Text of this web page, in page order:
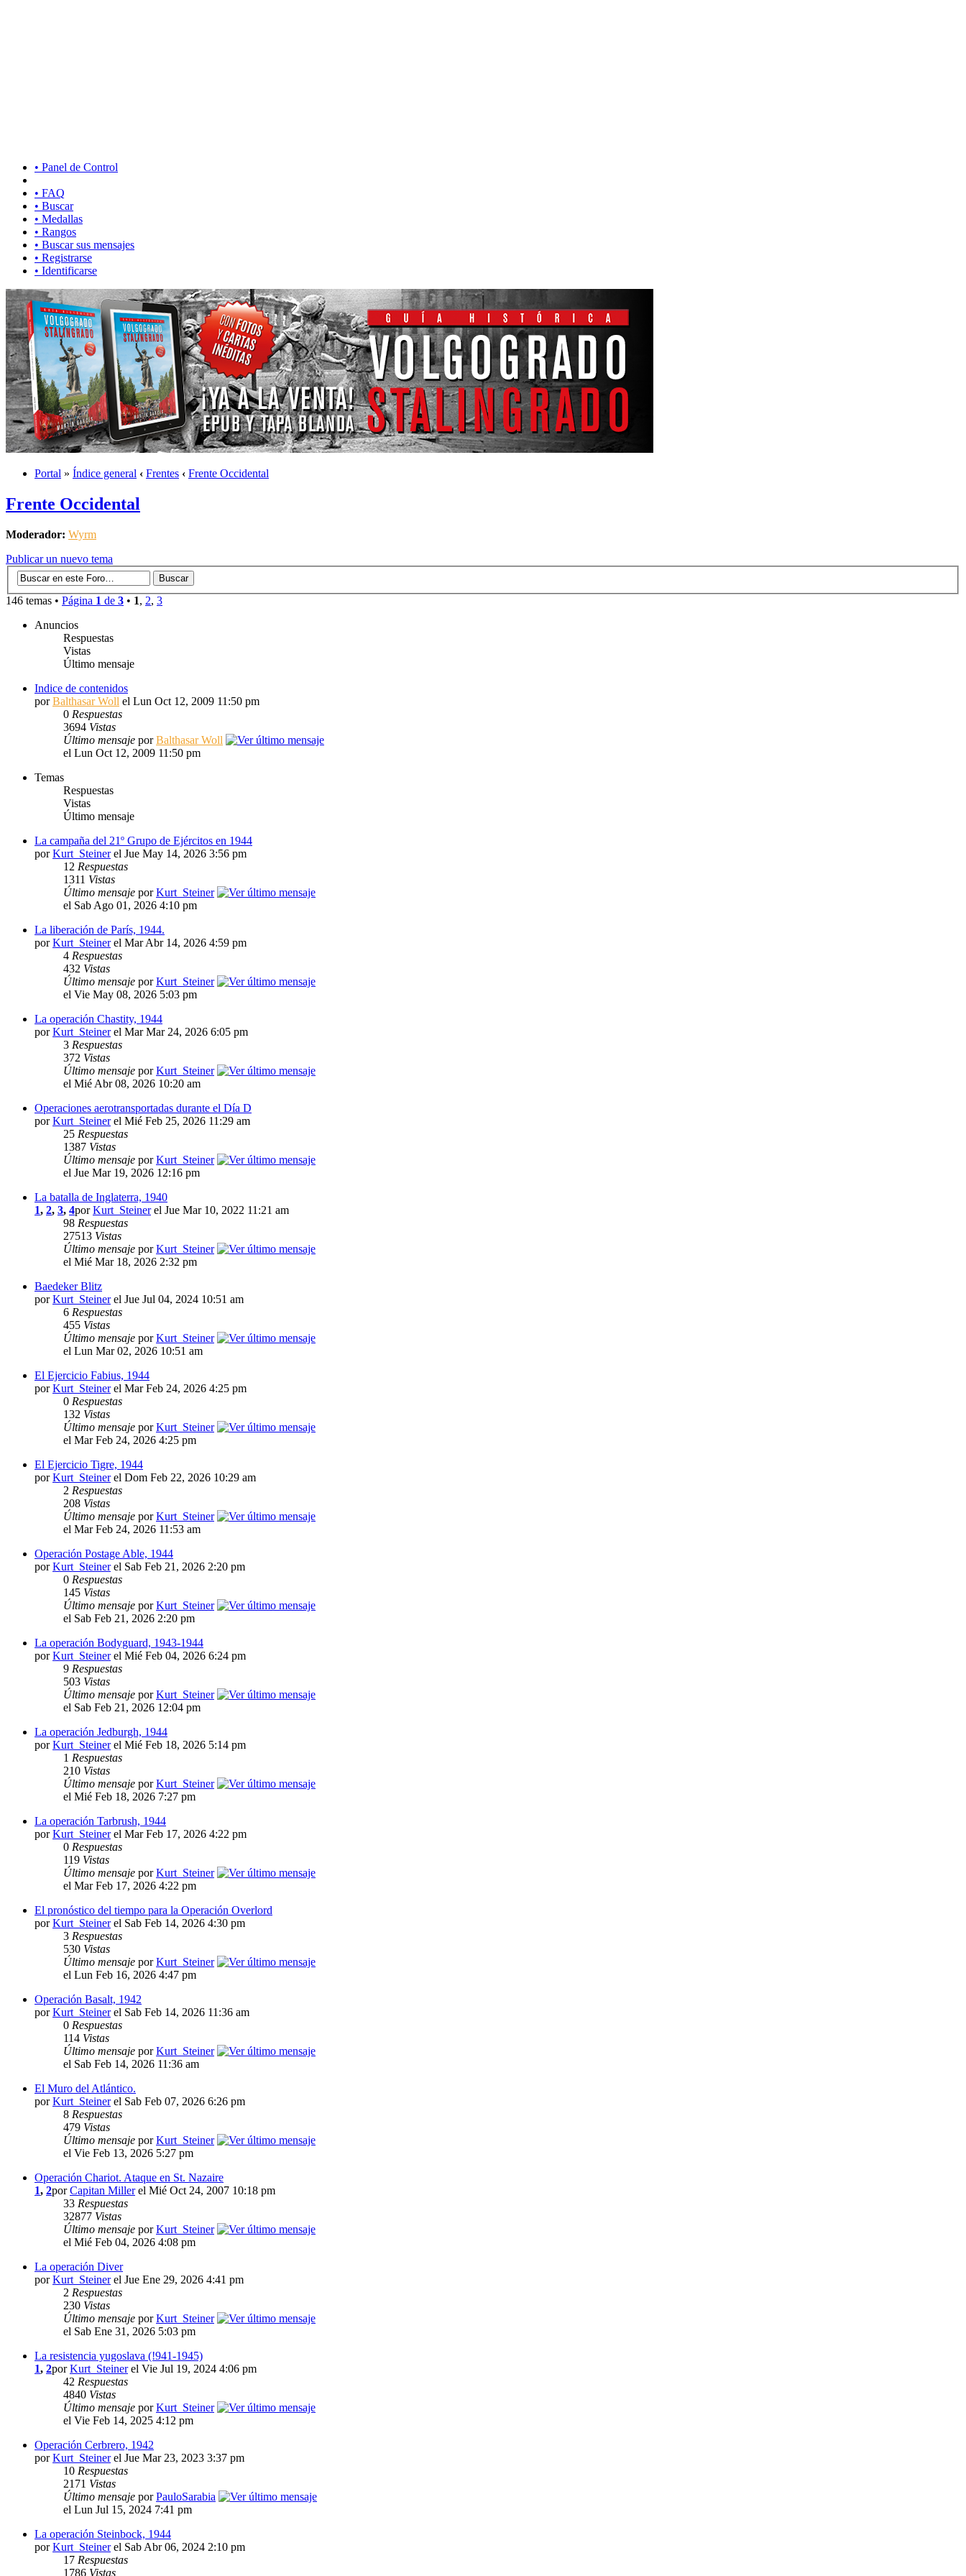
• Panel de Control
• FAQ
• Buscar
• Medallas
• Rangos
• Buscar sus mensajes
• Registrarse
• Identificarse
Portal » Índice general ‹ Frentes ‹ Frente Occidental
Frente Occidental
Moderador: Wyrm
Publicar un nuevo tema
146 temas • Página 1 de 3 • 1, 2, 3
Anuncios
Respuestas
Vistas
Último mensaje
Indice de contenidos
porBalthasar Woll el Lun Oct 12, 2009 11:50 pm
0 Respuestas
3694 Vistas
Último mensaje porBalthasar Woll
el Lun Oct 12, 2009 11:50 pm
Temas
Respuestas
Vistas
Último mensaje
La campaña del 21º Grupo de Ejércitos en 1944
porKurt_Steinerel Jue May 14, 2026 3:56 pm
12 Respuestas
1311 Vistas
Último mensaje porKurt_Steiner
el Sab Ago 01, 2026 4:10 pm
La liberación de París, 1944.
porKurt_Steinerel Mar Abr 14, 2026 4:59 pm
4 Respuestas
432 Vistas
Último mensaje porKurt_Steiner
el Vie May 08, 2026 5:03 pm
La operación Chastity, 1944
porKurt_Steinerel Mar Mar 24, 2026 6:05 pm
3 Respuestas
372 Vistas
Último mensaje porKurt_Steiner
el Mié Abr 08, 2026 10:20 am
Operaciones aerotransportadas durante el Día D
porKurt_Steinerel Mié Feb 25, 2026 11:29 am
25 Respuestas
1387 Vistas
Último mensaje porKurt_Steiner
el Jue Mar 19, 2026 12:16 pm
La batalla de Inglaterra, 1940
1, 2, 3, 4porKurt_Steinerel Jue Mar 10, 2022 11:21 am
98 Respuestas
27513 Vistas
Último mensaje porKurt_Steiner
el Mié Mar 18, 2026 2:32 pm
Baedeker Blitz
porKurt_Steinerel Jue Jul 04, 2024 10:51 am
6 Respuestas
455 Vistas
Último mensaje porKurt_Steiner
el Lun Mar 02, 2026 10:51 am
El Ejercicio Fabius, 1944
porKurt_Steinerel Mar Feb 24, 2026 4:25 pm
0 Respuestas
132 Vistas
Último mensaje porKurt_Steiner
el Mar Feb 24, 2026 4:25 pm
El Ejercicio Tigre, 1944
porKurt_Steinerel Dom Feb 22, 2026 10:29 am
2 Respuestas
208 Vistas
Último mensaje porKurt_Steiner
el Mar Feb 24, 2026 11:53 am
Operación Postage Able, 1944
porKurt_Steinerel Sab Feb 21, 2026 2:20 pm
0 Respuestas
145 Vistas
Último mensaje porKurt_Steiner
el Sab Feb 21, 2026 2:20 pm
La operación Bodyguard, 1943-1944
porKurt_Steinerel Mié Feb 04, 2026 6:24 pm
9 Respuestas
503 Vistas
Último mensaje porKurt_Steiner
el Sab Feb 21, 2026 12:04 pm
La operación Jedburgh, 1944
porKurt_Steinerel Mié Feb 18, 2026 5:14 pm
1 Respuestas
210 Vistas
Último mensaje porKurt_Steiner
el Mié Feb 18, 2026 7:27 pm
La operación Tarbrush, 1944
porKurt_Steinerel Mar Feb 17, 2026 4:22 pm
0 Respuestas
119 Vistas
Último mensaje porKurt_Steiner
el Mar Feb 17, 2026 4:22 pm
El pronóstico del tiempo para la Operación Overlord
porKurt_Steinerel Sab Feb 14, 2026 4:30 pm
3 Respuestas
530 Vistas
Último mensaje porKurt_Steiner
el Lun Feb 16, 2026 4:47 pm
Operación Basalt, 1942
porKurt_Steinerel Sab Feb 14, 2026 11:36 am
0 Respuestas
114 Vistas
Último mensaje porKurt_Steiner
el Sab Feb 14, 2026 11:36 am
El Muro del Atlántico.
porKurt_Steinerel Sab Feb 07, 2026 6:26 pm
8 Respuestas
479 Vistas
Último mensaje porKurt_Steiner
el Vie Feb 13, 2026 5:27 pm
Operación Chariot. Ataque en St. Nazaire
1, 2porCapitan Millerel Mié Oct 24, 2007 10:18 pm
33 Respuestas
32877 Vistas
Último mensaje porKurt_Steiner
el Mié Feb 04, 2026 4:08 pm
La operación Diver
porKurt_Steinerel Jue Ene 29, 2026 4:41 pm
2 Respuestas
230 Vistas
Último mensaje porKurt_Steiner
el Sab Ene 31, 2026 5:03 pm
La resistencia yugoslava (!941-1945)
1, 2porKurt_Steinerel Vie Jul 19, 2024 4:06 pm
42 Respuestas
4840 Vistas
Último mensaje porKurt_Steiner
el Vie Feb 14, 2025 4:12 pm
Operación Cerbrero, 1942
porKurt_Steinerel Jue Mar 23, 2023 3:37 pm
10 Respuestas
2171 Vistas
Último mensaje porPauloSarabia
el Lun Jul 15, 2024 7:41 pm
La operación Steinbock, 1944
porKurt_Steinerel Sab Abr 06, 2024 2:10 pm
17 Respuestas
1786 Vistas